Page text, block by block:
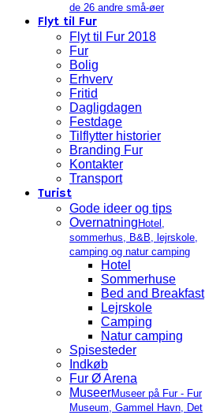
de 26 andre små-øer
Flyt til Fur
Flyt til Fur 2018
Fur
Bolig
Erhverv
Fritid
Dagligdagen
Festdage
Tilflytter historier
Branding Fur
Kontakter
Transport
Turist
Gode ideer og tips
Overnatning Hotel,
sommerhus, B&B, lejrskole,
camping og natur camping
Hotel
Sommerhuse
Bed and Breakfast
Lejrskole
Camping
Natur camping
Spisesteder
Indkøb
Fur Ø Arena
MuseerMuseer på Fur - Fur
Museum, Gammel Havn, Det